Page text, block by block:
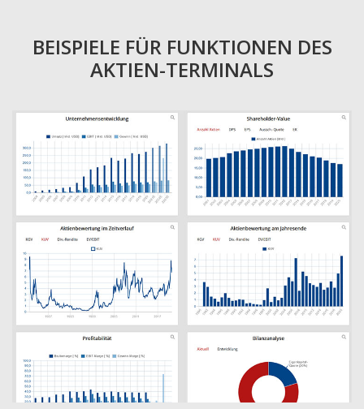
BEISPIELE FÜR FUNKTIONEN DES
AKTIEN-TERMINALS